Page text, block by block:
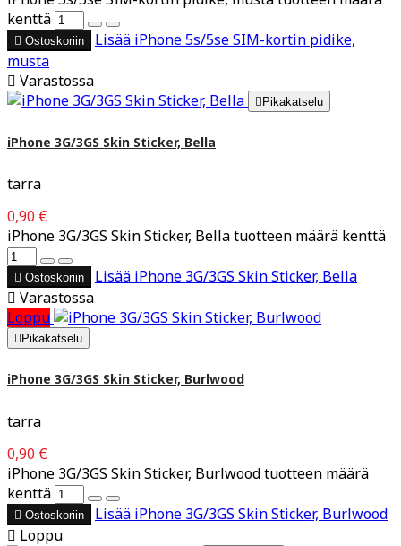
kenttä
 Ostoskoriin Lisää iPhone 5s/5se SIM-kortin pidike,
musta
 Varastossa
 Pikakatselu
iPhone 3G/3GS Skin Sticker, Bella
tarra
0,90 €
iPhone 3G/3GS Skin Sticker, Bella tuotteen määrä kenttä
 Ostoskoriin Lisää iPhone 3G/3GS Skin Sticker, Bella
 Varastossa
Loppu
 Pikakatselu
iPhone 3G/3GS Skin Sticker, Burlwood
tarra
0,90 €
iPhone 3G/3GS Skin Sticker, Burlwood tuotteen määrä
kenttä
 Ostoskoriin Lisää iPhone 3G/3GS Skin Sticker, Burlwood
 Loppu